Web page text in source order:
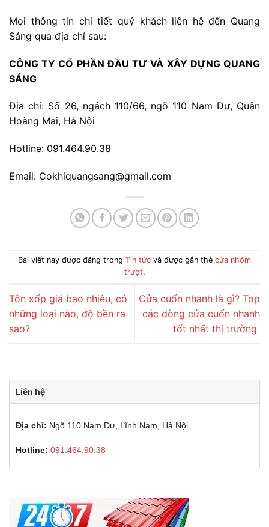
Mọi thông tin chi tiết quý khách liên hệ đến Quang
Sáng qua địa chỉ sau:
CÔNG TY CỔ PHẦN ĐẦU TƯ VÀ XÂY DỰNG QUANG
SÁNG
Địa chỉ: Số 26, ngách 110/66, ngõ 110 Nam Dư, Quận
Hoàng Mai, Hà Nội
Hotline: 091.464.90.38
Email: Cokhiquangsang@gmail.com
Bài viết này được đăng trong Tin tức và được gắn thẻ cửa nhôm
trượt.
Tôn xốp giá bao nhiêu, có
những loại nào, độ bền ra
sao?
Cửa cuốn nhanh là gì? Top
các dòng cửa cuốn nhanh
tốt nhất thị trường
Liên hệ
Địa chỉ: Ngõ 110 Nam Dư, Lĩnh Nam, Hà Nội
Hotline: 091.464.90.38